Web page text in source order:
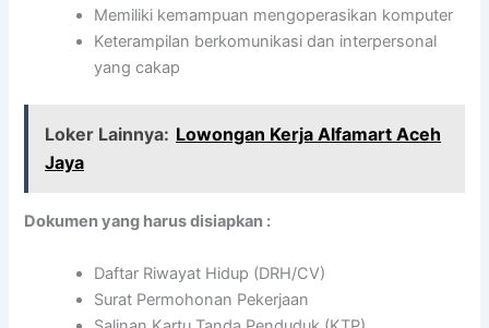
Memiliki kemampuan mengoperasikan komputer
Keterampilan berkomunikasi dan interpersonal
yang cakap
Loker Lainnya: Lowongan Kerja Alfamart Aceh
Jaya
Dokumen yang harus disiapkan :
Daftar Riwayat Hidup (DRH/CV)
Surat Permohonan Pekerjaan